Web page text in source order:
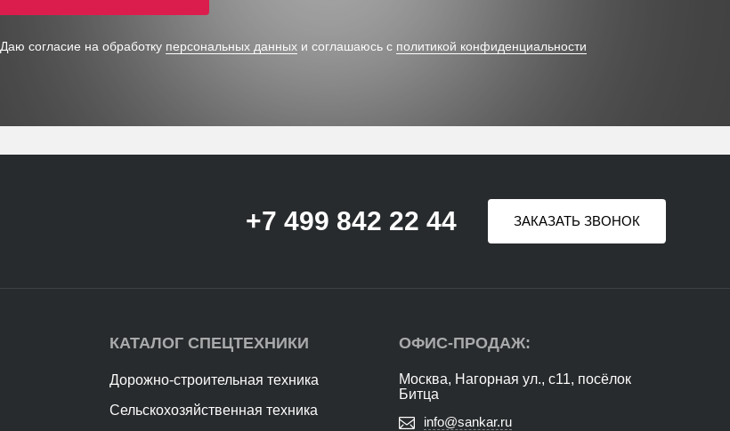
Даю согласие на обработку персональных данных и соглашаюсь с политикой конфиденциальности
+7 499 842 22 44 ЗАКАЗАТЬ ЗВОНОК
КАТАЛОГ СПЕЦТЕХНИКИ
Дорожно-строительная техника
Сельскохозяйственная техника
ОФИС-ПРОДАЖ:
Москва, Нагорная ул., с11, посёлок
Битца
info@sankar.ru